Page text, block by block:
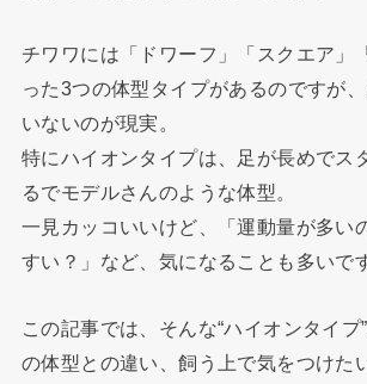
チワワには「ドワーフ」「スクエア」
った3つの体型タイプがあるのですが
いないのが現実。
特にハイオンタイプは、足が長めでス
るでモデルさんのような体型。
一見カッコいいけど、「運動量が多い
すい？」など、気になることも多いで
この記事では、そんな“ハイオンタイプ
の体型との違い、飼う上で気をつけた